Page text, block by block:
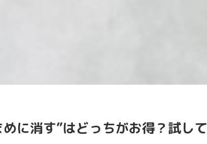
に消す”はどっちがお得？試して